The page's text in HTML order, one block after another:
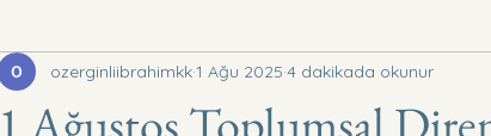
ozerginliibrahimkk1 Ağu 2025 4 dakikada okunur